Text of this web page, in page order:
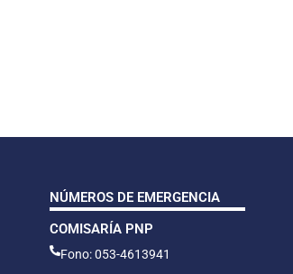
NÚMEROS DE EMERGENCIA
COMISARÍA PNP
Fono: 053-4613941